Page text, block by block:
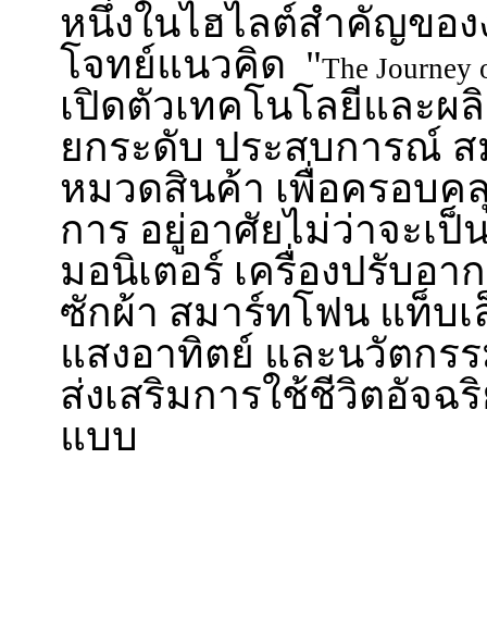
หนึ่งในไฮไลต์สำคัญของ
โจทย์แนวคิด "The Journey
เปิดตัวเทคโนโลยีและ
ยกระดับ ประสบการณ์
หมวดสินค้า เพื่อครอบค
การ อยู่อาศัยไม่ว่าจะเ
มอนิเตอร์ เครื่องปรับอา
ซักผ้า สมาร์ทโฟน แท็บเ
แสงอาทิตย์ และนวัตกร
ส่งเสริมการใช้ชีวิตอัจฉ
แบบ